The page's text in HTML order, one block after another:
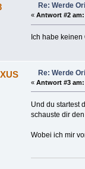
Re: Werde
« Antwort #2 am:
Ich habe
Re: Werde
« Antwort #3 am:
Und du startest
schauste dir
Wobei ich mir